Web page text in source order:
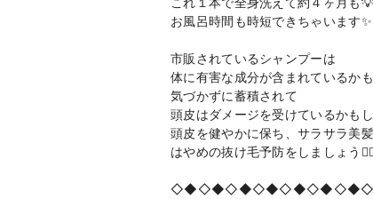
お風呂時間も時短できちゃいます✨
市販されているシャンプーは
体に有害な成分が含まれているかも
気づかずに蓄積されて
頭皮はダメージを受けているかも
頭皮を健やかに保ち、サラサラ美
はやめの抜け毛予防をしましょう